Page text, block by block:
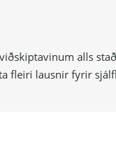
alls
fleiri lausnir fyrir